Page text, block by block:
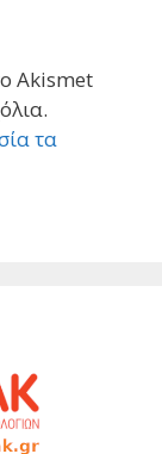
Akismet
τα